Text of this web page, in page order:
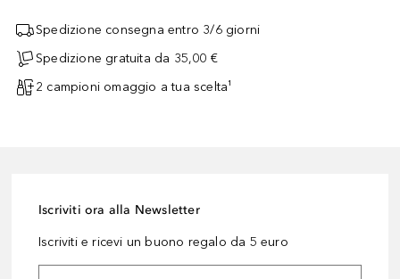
Spedizione consegna entro 3/6 giorni
Spedizione gratuita da 35,00 €
2 campioni omaggio a tua scelta¹
Iscriviti ora alla Newsletter
Iscriviti e ricevi un buono regalo da 5 euro